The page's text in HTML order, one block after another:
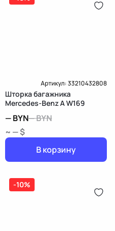
Артикул:33210432808
Шторка багажника
Mercedes-Benz A W169
—BYN—BYN
~ — $
В корзину
-10%